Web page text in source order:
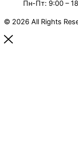
Пн-Пт: 9:00 –
© 2026 All Rights